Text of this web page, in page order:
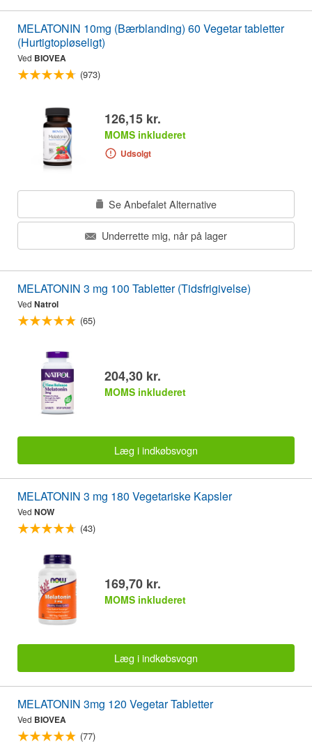
MELATONIN 10mg (Bærblanding) 60 Vegetar tabletter
(Hurtigtopløseligt)
Ved BIOVEA
(973)
126,15 kr.
MOMS inkluderet
Udsolgt
Se Anbefalet Alternative
Underrette mig, når på lager
MELATONIN 3 mg 100 Tabletter (Tidsfrigivelse)
Ved Natrol
(65)
204,30 kr.
MOMS inkluderet
Læg i indkøbsvogn
MELATONIN 3 mg 180 Vegetariske Kapsler
Ved NOW
(43)
169,70 kr.
MOMS inkluderet
Læg i indkøbsvogn
MELATONIN 3mg 120 Vegetar Tabletter
Ved BIOVEA
(77)